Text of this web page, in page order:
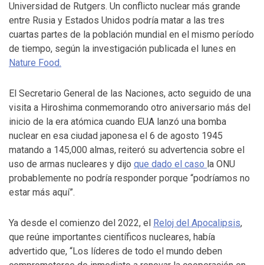
Universidad de Rutgers. Un conflicto nuclear más grande
entre Rusia y Estados Unidos podría matar a las tres
cuartas partes de la población mundial en el mismo período
de tiempo, según la investigación publicada el lunes en
Nature Food.
El Secretario General de las Naciones, acto seguido de una
visita a Hiroshima conmemorando otro aniversario más del
inicio de la era atómica cuando EUA lanzó una bomba
nuclear en esa ciudad japonesa el 6 de agosto 1945
matando a 145,000 almas, reiteró su advertencia sobre el
uso de armas nucleares y dijo que dado el caso la ONU
probablemente no podría responder porque “podríamos no
estar más aquí”.
Ya desde el comienzo del 2022, el Reloj del Apocalipsis,
que reúne importantes científicos nucleares, había
advertido que, “Los líderes de todo el mundo deben